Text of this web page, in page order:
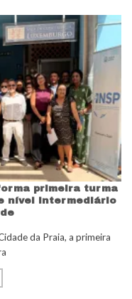
primeira turma
nível intermediário
da Praia, a primeira